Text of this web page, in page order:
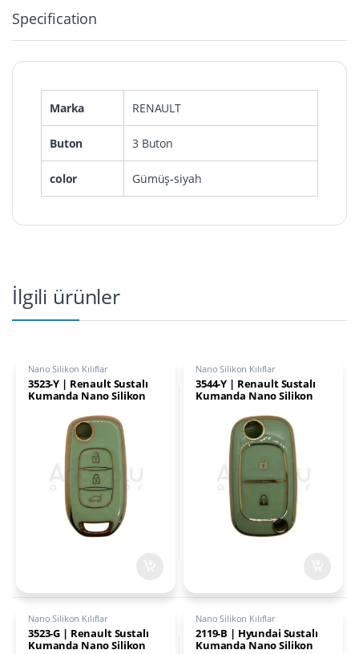
Specification
Marka RENAULT
Buton 3 Buton
color Gümüş-siyah
İlgili ürünler
Nano Silikon Kılıflar
3523-Y | Renault Sustalı
Kumanda Nano Silikon
Nano Silikon Kılıflar
3544-Y | Renault Sustalı
Kumanda Nano Silikon
Nano Silikon Kılıflar
3523-G | Renault Sustalı
Kumanda Nano Silikon
Nano Silikon Kılıflar
2119-B | Hyundai Sustalı
Kumanda Nano Silikon